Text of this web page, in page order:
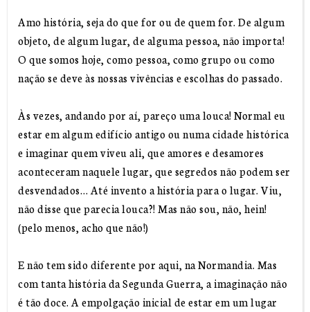
Amo história, seja do que for ou de quem for. De algum
objeto, de algum lugar, de alguma pessoa, não importa!
O que somos hoje, como pessoa, como grupo ou como
nação se deve às nossas vivências e escolhas do passado.
Às vezes, andando por aí, pareço uma louca! Normal eu
estar em algum edifício antigo ou numa cidade histórica
e imaginar quem viveu ali, que amores e desamores
aconteceram naquele lugar, que segredos não podem ser
desvendados… Até invento a história para o lugar. Viu,
não disse que parecia louca?! Mas não sou, não, hein!
(pelo menos, acho que não!)
E não tem sido diferente por aqui, na Normandia. Mas
com tanta história da Segunda Guerra, a imaginação não
é tão doce. A empolgação inicial de estar em um lugar